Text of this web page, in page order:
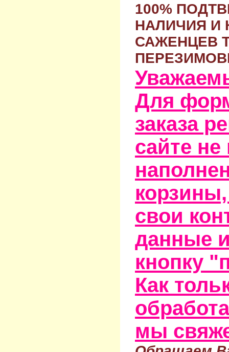
100%
НАЛИЧИЯ И
САЖЕНЦЕВ
Для
заказа
сайте
свои
данные
кнопку
Как
мы